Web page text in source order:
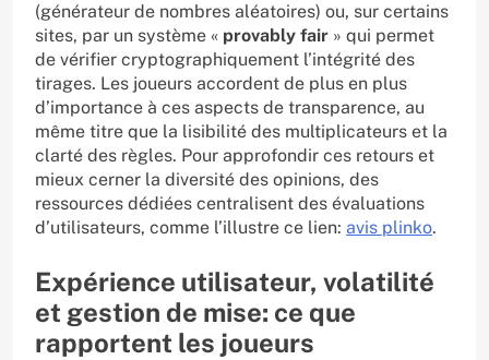
(générateur de nombres aléatoires) ou, sur certains
sites, par un système « provably fair » qui permet
de vérifier cryptographiquement l’intégrité des
tirages. Les joueurs accordent de plus en plus
d’importance à ces aspects de transparence, au
même titre que la lisibilité des multiplicateurs et la
clarté des règles. Pour approfondir ces retours et
mieux cerner la diversité des opinions, des
ressources dédiées centralisent des évaluations
d’utilisateurs, comme l’illustre ce lien: avis plinko.
Expérience utilisateur, volatilité
et gestion de mise: ce que
rapportent les joueurs